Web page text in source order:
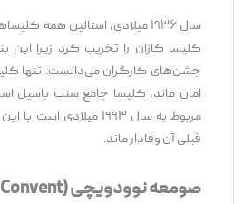
سال ۱۹۳۶ میلادی، استالین همه
کلیسا کازان را تخریب کرد زیرا این
جشن‌های کارگران می‌دانست. تنها
امان ماند، کلیسا جامع سنت باسیل
مربوط به سال ۱۹۹۳ میلادی
قبلی آن وفادار ماند.
صومعه نوودویچی (Novodevichy Convent)